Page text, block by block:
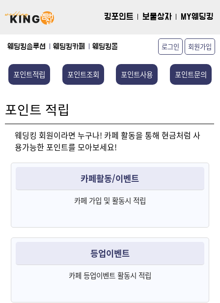
킹포인트 보물상자 MY웨딩킹
웨딩킹솔루션 웨딩킹카페 웨딩킹몰 로그인 회원가입
포인트적립 포인트조회 포인트사용 포인트문의
포인트 적립
웨딩킹 회원이라면 누구나! 카페 활동을 통해 현금처럼 사
용가능한 포인트를 모아보세요!
카페활동/이벤트
카페 가입 및 활동시 적립
등업이벤트
카페 등업이벤트 활동시 적립